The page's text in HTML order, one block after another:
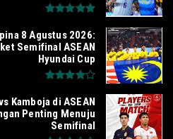
8 Agustus 2026:
Semifinal ASEAN
Hyundai Cup
Kamboja di ASEAN
Penting Menuju
Semifinal